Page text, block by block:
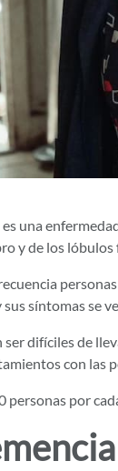
una
y de los
síntomas se
difíciles de
con las
personas por